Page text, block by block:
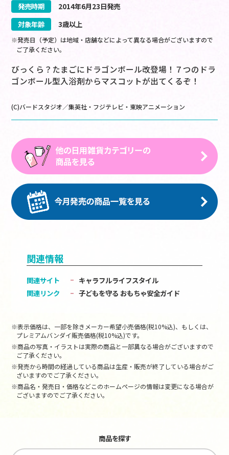
発売時期
2014年6月23日発売
対象年齢
3歳以上
※発売日（予定）は地域・店舗などによって異なる場合がございますので
ご了承ください。
びっくら？たまごにドラゴンボール改登場！７つのドラ
ゴンボール型入浴剤からマスコットが出てくるぞ！
(C)バードスタジオ／集英社・フジテレビ・東映アニメーション
関連情報
関連サイト
キャラフルライフスタイル
関連リンク
子どもを守る おもちゃ安全ガイド
※表示価格は、一部を除きメーカー希望小売価格(税10%込)、もしくは、
プレミアムバンダイ販売価格(税10%込)です。
※商品の写真・イラストは実際の商品と一部異なる場合がございますので
ご了承ください。
※発売から時間の経過している商品は生産・販売が終了している場合がご
ざいますのでご了承ください。
※商品名・発売日・価格などこのホームページの情報は変更になる場合が
ございますのでご了承ください。
商品を探す